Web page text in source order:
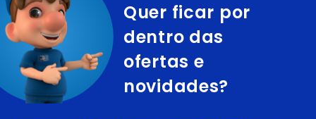
Quer ficar por
dentro das
ofertas e
novidades?